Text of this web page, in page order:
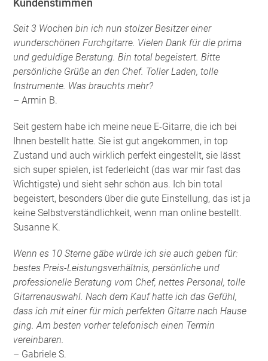
Kundenstimmen
Seit 3 Wochen bin ich nun stolzer Besitzer einer
wunderschönen Furchgitarre. Vielen Dank für die prima
und geduldige Beratung. Bin total begeistert. Bitte
persönliche Grüße an den Chef. Toller Laden, tolle
Instrumente. Was brauchts mehr?
– Armin B.
Seit gestern habe ich meine neue E-Gitarre, die ich bei
Ihnen bestellt hatte. Sie ist gut angekommen, in top
Zustand und auch wirklich perfekt eingestellt, sie lässt
sich super spielen, ist federleicht (das war mir fast das
Wichtigste) und sieht sehr schön aus. Ich bin total
begeistert, besonders über die gute Einstellung, das ist ja
keine Selbstverständlichkeit, wenn man online bestellt.
Susanne K.
Wenn es 10 Sterne gäbe würde ich sie auch geben für:
bestes Preis-Leistungsverhältnis, persönliche und
professionelle Beratung vom Chef, nettes Personal, tolle
Gitarrenauswahl. Nach dem Kauf hatte ich das Gefühl,
dass ich mit einer für mich perfekten Gitarre nach Hause
ging. Am besten vorher telefonisch einen Termin
vereinbaren.
– Gabriele S.